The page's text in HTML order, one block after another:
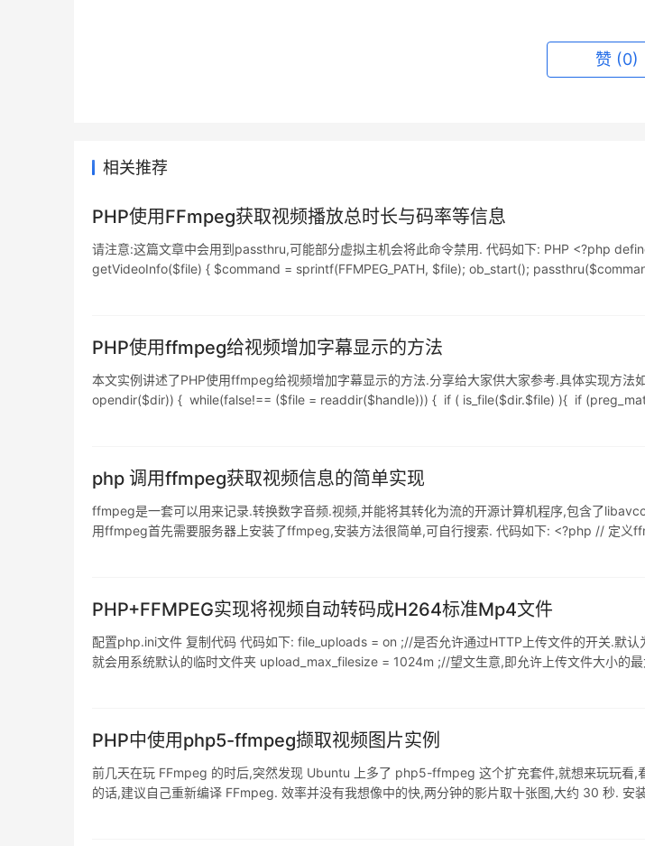
赞 (0)
相关推荐
PHP使用FFmpeg获取视频播放总时长与码率等信息
请注意:这篇文章中会用到passthru,可能部分虚拟主机会将此命令禁用. 代码如下: PHP <?php
getVideoInfo($file) { $command = sprintf(FFMPEG_PATH, $file); ob_start();
PHP使用ffmpeg给视频增加字幕显示的方法
本文实例讲述了PHP使用ffmpeg给视频增加字幕显示的方法.分享给大家供大家参考.具体实现
opendir($dir)) { while(false!== ($file = readdir($handle))) { if ( is_file($dir.$file) ){ if
php 调用ffmpeg获取视频信息的简单实现
ffmpeg是一套可以用来记录.转换数字音频.视频,并能将其转化为流的开源计算机程序,包含了
用ffmpeg首先需要服务器上安装了ffmpeg,安装方法很简单,可自行搜索. 代码如下: <?php // 定
PHP+FFMPEG实现将视频自动转码成H264标准Mp4文件
配置php.ini文件 复制代码 代码如下: file_uploads = on ;//是否允许通过HTTP上传文件的开关.默
就会用系统默认的临时文件夹 upload_max_filesize = 1024m ;//望文生意,即允许上传文件大小的
PHP中使用php5-ffmpeg撷取视频图片实例
前几天在玩 FFmpeg 的时后,突然发现 Ubuntu 上多了 php5-ffmpeg 这个扩充套件,就想来玩玩看
的话,建议自己重新编译 FFmpeg. 效率并没有我想像中的快,两分钟的影片取十张图,大约 30 秒